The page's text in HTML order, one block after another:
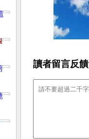
讀者留言反